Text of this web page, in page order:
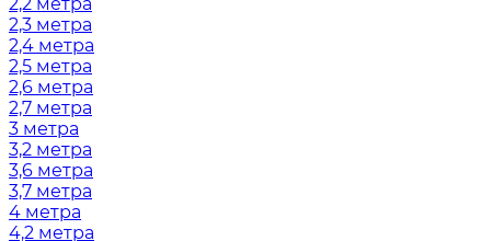
2,3 метра
2,4 метра
2,5 метра
2,6 метра
2,7 метра
3 метра
3,2 метра
3,6 метра
3,7 метра
4 метра
4,2 метра